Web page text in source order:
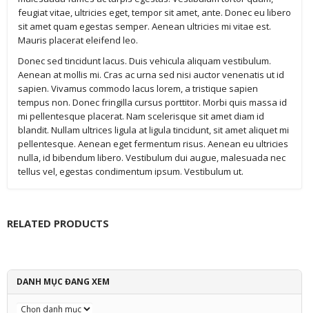
feugiat vitae, ultricies eget, tempor sit amet, ante. Donec eu libero
sit amet quam egestas semper. Aenean ultricies mi vitae est.
Mauris placerat eleifend leo.
Donec sed tincidunt lacus. Duis vehicula aliquam vestibulum.
Aenean at mollis mi. Cras ac urna sed nisi auctor venenatis ut id
sapien. Vivamus commodo lacus lorem, a tristique sapien
tempus non. Donec fringilla cursus porttitor. Morbi quis massa id
mi pellentesque placerat. Nam scelerisque sit amet diam id
blandit. Nullam ultrices ligula at ligula tincidunt, sit amet aliquet mi
pellentesque. Aenean eget fermentum risus. Aenean eu ultricies
nulla, id bibendum libero. Vestibulum dui augue, malesuada nec
tellus vel, egestas condimentum ipsum. Vestibulum ut.
RELATED PRODUCTS
DANH MỤC ĐANG XEM